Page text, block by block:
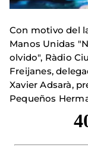
Con motivo del
Manos Unidas
olvido", Ràdio
Freijanes,
Xavier Adsarà,
Pequeños